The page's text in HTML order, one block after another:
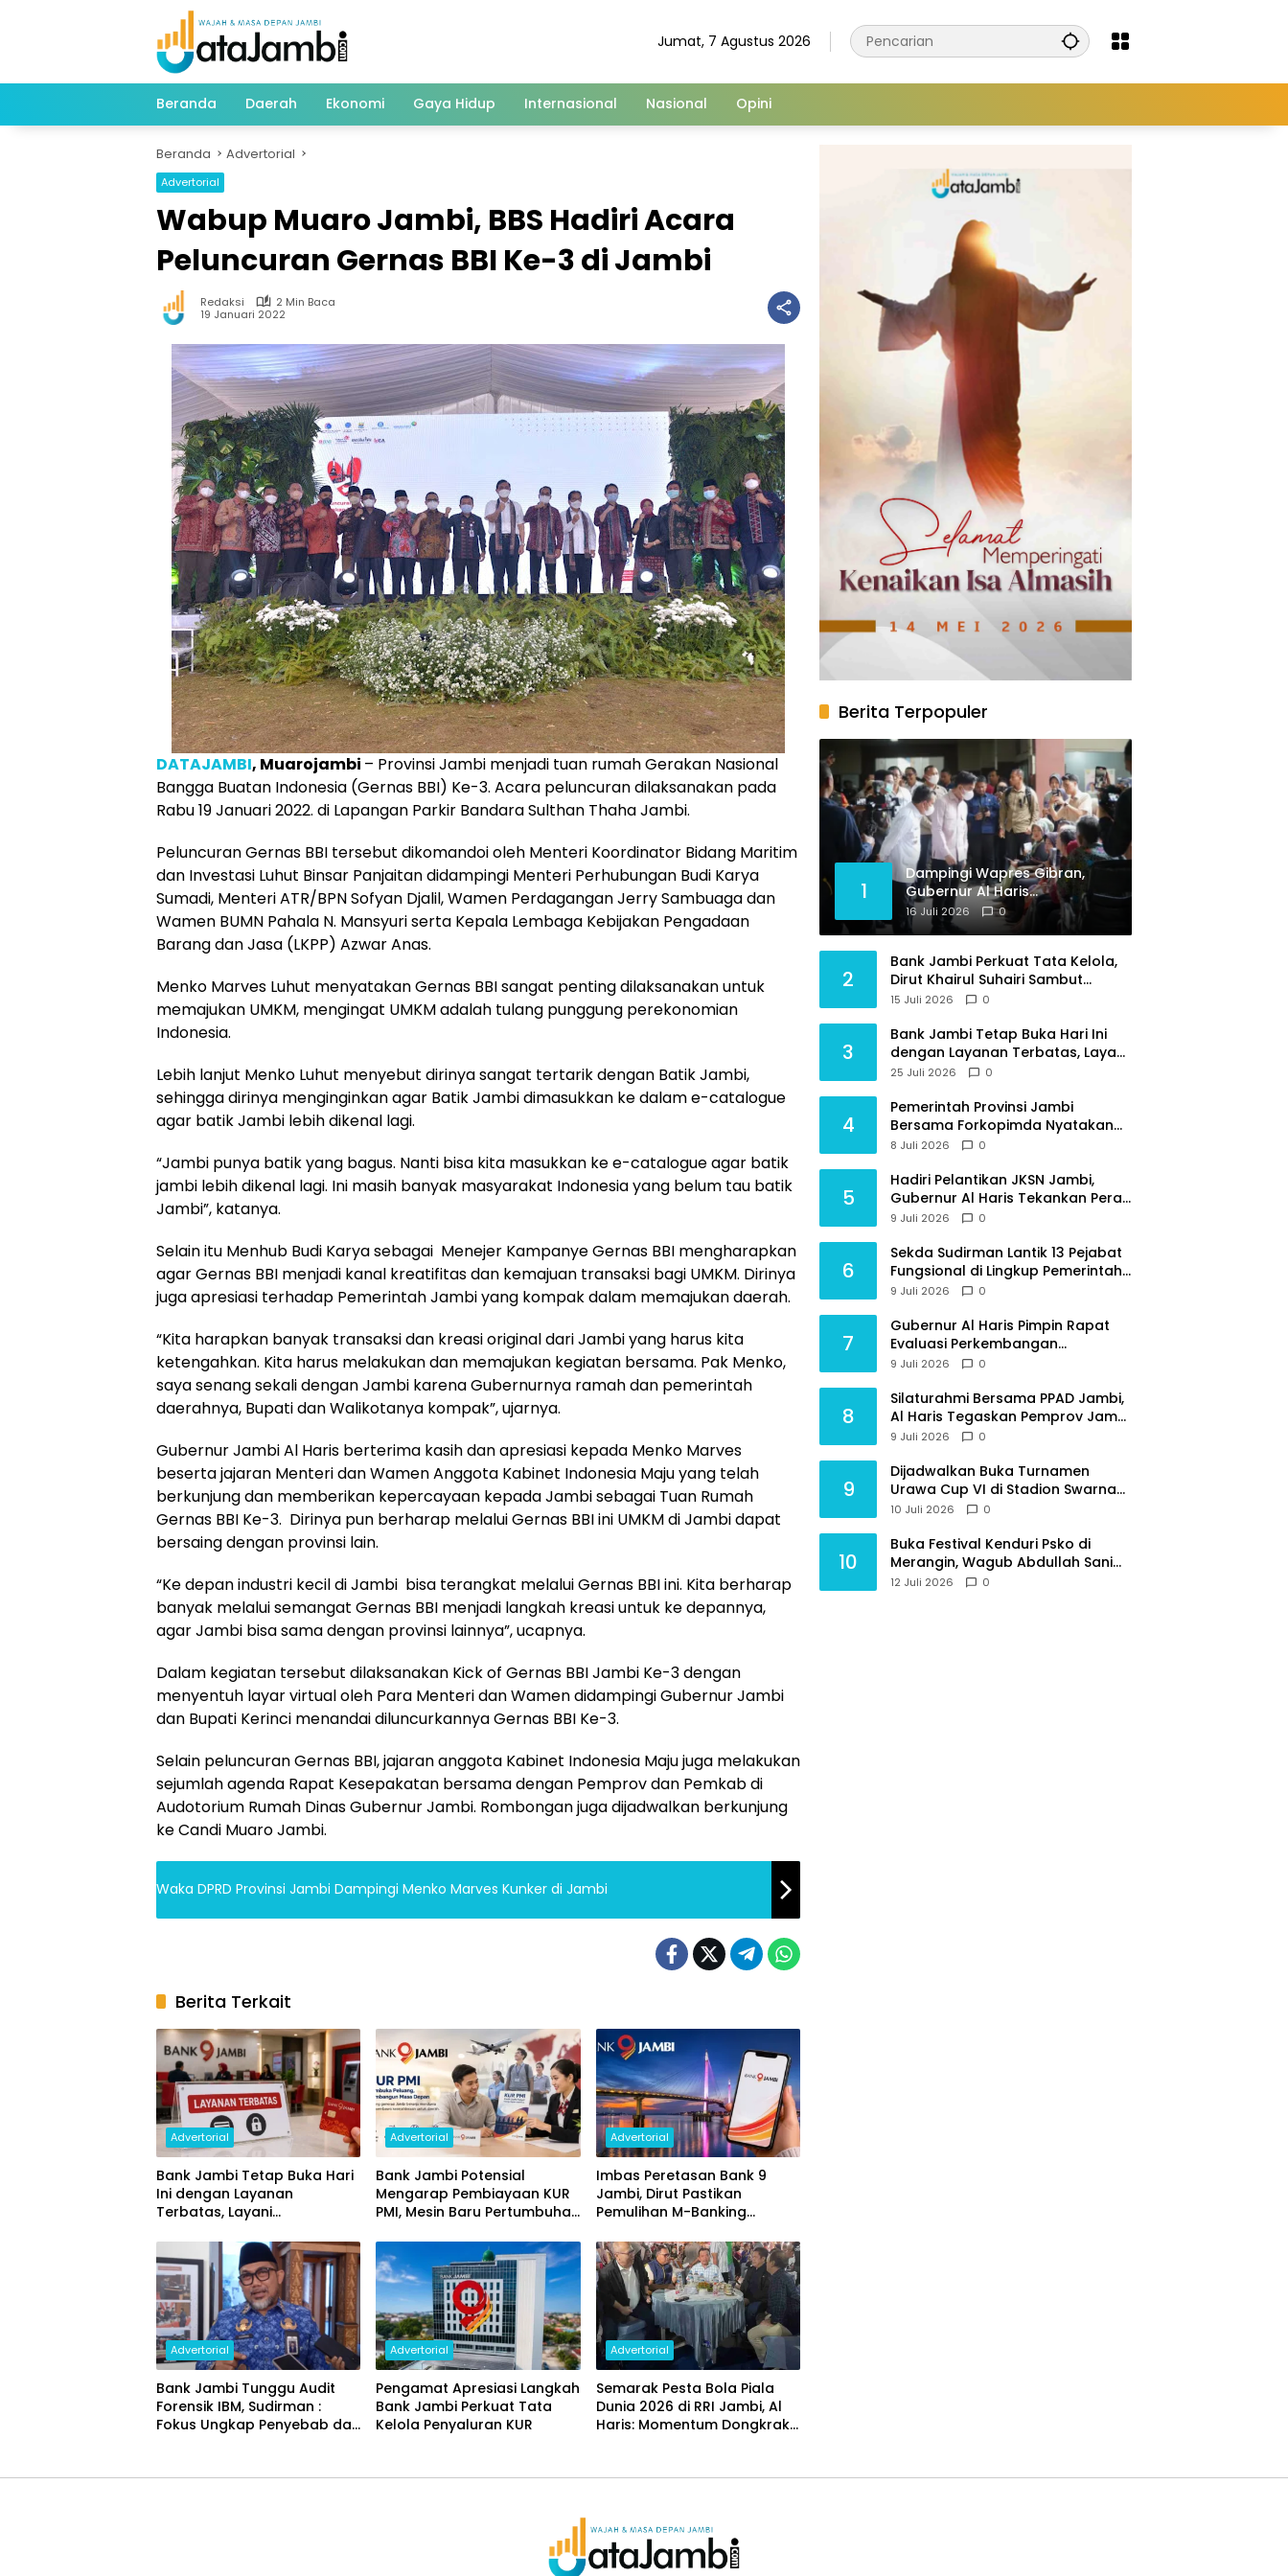
Jumat, 7 Agustus 2026
Beranda Daerah Ekonomi Gaya Hidup Internasional Nasional Opini
Beranda Advertorial
Advertorial
Wabup Muaro Jambi, BBS Hadiri Acara
Peluncuran Gernas BBI Ke-3 di Jambi
Redaksi
2 Min Baca
19 Januari 2022
DATAJAMBI, Muarojambi – Provinsi Jambi menjadi tuan rumah Gerakan Nasional
Bangga Buatan Indonesia (Gernas BBI) Ke-3. Acara peluncuran dilaksanakan pada
Rabu 19 Januari 2022. di Lapangan Parkir Bandara Sulthan Thaha Jambi.
Peluncuran Gernas BBI tersebut dikomandoi oleh Menteri Koordinator Bidang Maritim
dan Investasi Luhut Binsar Panjaitan didampingi Menteri Perhubungan Budi Karya
Sumadi, Menteri ATR/BPN Sofyan Djalil, Wamen Perdagangan Jerry Sambuaga dan
Wamen BUMN Pahala N. Mansyuri serta Kepala Lembaga Kebijakan Pengadaan
Barang dan Jasa (LKPP) Azwar Anas.
Menko Marves Luhut menyatakan Gernas BBI sangat penting dilaksanakan untuk
memajukan UMKM, mengingat UMKM adalah tulang punggung perekonomian
Indonesia.
Lebih lanjut Menko Luhut menyebut dirinya sangat tertarik dengan Batik Jambi,
sehingga dirinya menginginkan agar Batik Jambi dimasukkan ke dalam e-catalogue
agar batik Jambi lebih dikenal lagi.
“Jambi punya batik yang bagus. Nanti bisa kita masukkan ke e-catalogue agar batik
jambi lebih dikenal lagi. Ini masih banyak masyarakat Indonesia yang belum tau batik
Jambi”, katanya.
Selain itu Menhub Budi Karya sebagai Menejer Kampanye Gernas BBI mengharapkan
agar Gernas BBI menjadi kanal kreatifitas dan kemajuan transaksi bagi UMKM. Dirinya
juga apresiasi terhadap Pemerintah Jambi yang kompak dalam memajukan daerah.
“Kita harapkan banyak transaksi dan kreasi original dari Jambi yang harus kita
ketengahkan. Kita harus melakukan dan memajukan kegiatan bersama. Pak Menko,
saya senang sekali dengan Jambi karena Gubernurnya ramah dan pemerintah
daerahnya, Bupati dan Walikotanya kompak”, ujarnya.
Gubernur Jambi Al Haris berterima kasih dan apresiasi kepada Menko Marves
beserta jajaran Menteri dan Wamen Anggota Kabinet Indonesia Maju yang telah
berkunjung dan memberikan kepercayaan kepada Jambi sebagai Tuan Rumah
Gernas BBI Ke-3. Dirinya pun berharap melalui Gernas BBI ini UMKM di Jambi dapat
bersaing dengan provinsi lain.
“Ke depan industri kecil di Jambi bisa terangkat melalui Gernas BBI ini. Kita berharap
banyak melalui semangat Gernas BBI menjadi langkah kreasi untuk ke depannya,
agar Jambi bisa sama dengan provinsi lainnya”, ucapnya.
Dalam kegiatan tersebut dilaksanakan Kick of Gernas BBI Jambi Ke-3 dengan
menyentuh layar virtual oleh Para Menteri dan Wamen didampingi Gubernur Jambi
dan Bupati Kerinci menandai diluncurkannya Gernas BBI Ke-3.
Selain peluncuran Gernas BBI, jajaran anggota Kabinet Indonesia Maju juga melakukan
sejumlah agenda Rapat Kesepakatan bersama dengan Pemprov dan Pemkab di
Audotorium Rumah Dinas Gubernur Jambi. Rombongan juga dijadwalkan berkunjung
ke Candi Muaro Jambi.
Waka DPRD Provinsi Jambi Dampingi Menko Marves Kunker di Jambi
Berita Terkait
Advertorial
Bank Jambi Tetap Buka Hari
Ini dengan Layanan
Terbatas, Layani
Perubahan PIN
Advertorial
Bank Jambi Potensial
Mengarap Pembiayaan KUR
PMI, Mesin Baru Pertumbuhan
Advertorial
Imbas Peretasan Bank 9
Jambi, Dirut Pastikan
Pemulihan M-Banking
Advertorial
Bank Jambi Tunggu Audit
Forensik IBM, Sudirman :
Fokus Ungkap Penyebab dan
Advertorial
Pengamat Apresiasi Langkah
Bank Jambi Perkuat Tata
Kelola Penyaluran KUR
Advertorial
Semarak Pesta Bola Piala
Dunia 2026 di RRI Jambi, Al
Haris: Momentum Dongkrak
Berita Terpopuler
1
Dampingi Wapres Gibran,
Gubernur Al Haris
Perjuangkan MRI Baru dan
Tambahan Dokter Spesialis
16 Juli 2026 0
2
Bank Jambi Perkuat Tata Kelola,
Dirut Khairul Suhairi Sambut
Sinergi Strategis Bersama BPKP
15 Juli 2026 0
3
Bank Jambi Tetap Buka Hari Ini
dengan Layanan Terbatas, Layani
Penggantian Kartu ATM dan
25 Juli 2026 0
4
Pemerintah Provinsi Jambi
Bersama Forkopimda Nyatakan
Sikap Tegas Berantas Geng Motor
8 Juli 2026 0
5
Hadiri Pelantikan JKSN Jambi,
Gubernur Al Haris Tekankan Peran
Guru dan Kiai Jaga Moral
9 Juli 2026 0
6
Sekda Sudirman Lantik 13 Pejabat
Fungsional di Lingkup Pemerintah
Provinsi Jambi
9 Juli 2026 0
7
Gubernur Al Haris Pimpin Rapat
Evaluasi Perkembangan
Pelaksanaan Kegiatan
9 Juli 2026 0
8
Silaturahmi Bersama PPAD Jambi,
Al Haris Tegaskan Pemprov Jambi
Terus Rangkul Para Purnawirawan
9 Juli 2026 0
9
Dijadwalkan Buka Turnamen
Urawa Cup VI di Stadion Swarna
Bhumi, Gubernur Al Haris Siap
10 Juli 2026 0
10
Buka Festival Kenduri Psko di
Merangin, Wagub Abdullah Sani
Ajak Generasi Muda Jaga Budaya
12 Juli 2026 0